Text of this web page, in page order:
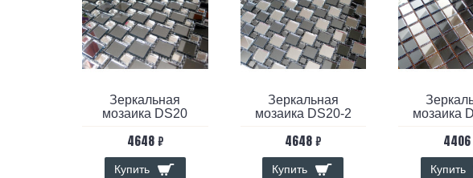
Зеркальная
мозаика DS20
4648 ₽
Купить
Зеркальная
мозаика DS20-2
4648 ₽
Купить
мозаика
4406
Купить